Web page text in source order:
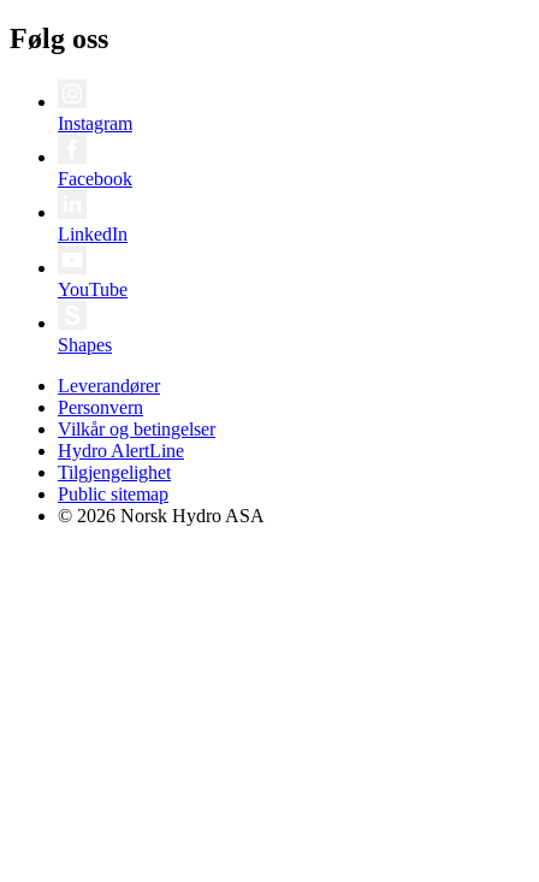
Følg oss
Instagram
Facebook
LinkedIn
YouTube
Shapes
Leverandører
Personvern
Vilkår og betingelser
Hydro AlertLine
Tilgjengelighet
Public sitemap
© 2026 Norsk Hydro ASA